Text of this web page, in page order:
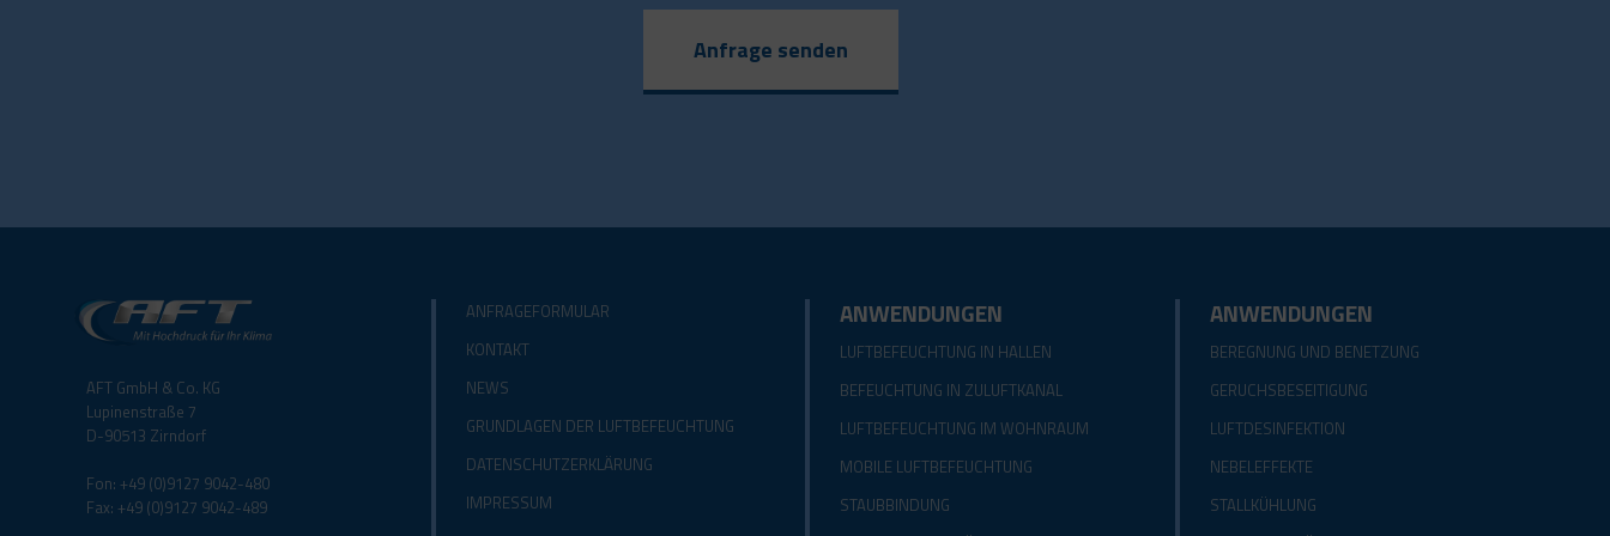
Anfrage senden
AFT GmbH & Co. KG
Lupinenstraße 7
D-90513 Zirndorf
Fon: +49 (0)9127 9042-480
Fax: +49 (0)9127 9042-489
ANFRAGEFORMULAR
KONTAKT
NEWS
GRUNDLAGEN DER LUFTBEFEUCHTUNG
DATENSCHUTZERKLÄRUNG
IMPRESSUM
ANWENDUNGEN
LUFTBEFEUCHTUNG IN HALLEN
BEFEUCHTUNG IN ZULUFTKANAL
LUFTBEFEUCHTUNG IM WOHNRAUM
MOBILE LUFTBEFEUCHTUNG
STAUBBINDUNG
ANWENDUNGEN
BEREGNUNG UND BENETZUNG
GERUCHSBESEITIGUNG
LUFTDESINFEKTION
NEBELEFFEKTE
STALLKÜHLUNG